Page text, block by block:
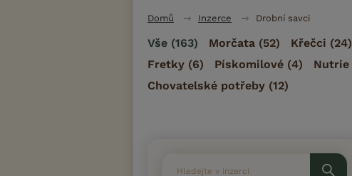
Domů Inzerce Drobní savci
Vše (163) Morčata (52) Křečci (24)
Fretky (6) Pískomilové (4) Nutrie
Chovatelské potřeby (12)